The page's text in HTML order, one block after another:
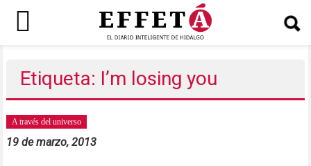
contenidoEtiqueta: I’m losing you
A través del universo
19 de marzo, 2013